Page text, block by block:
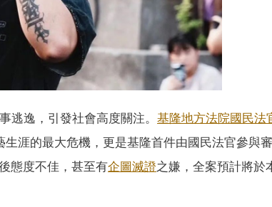
逃逸，引發社會高度關注。 基隆地方法院國民法
生涯的最大危機，更是基隆首件由國民法官參與
態度不佳，甚至有企圖滅證之嫌，全案預計將於